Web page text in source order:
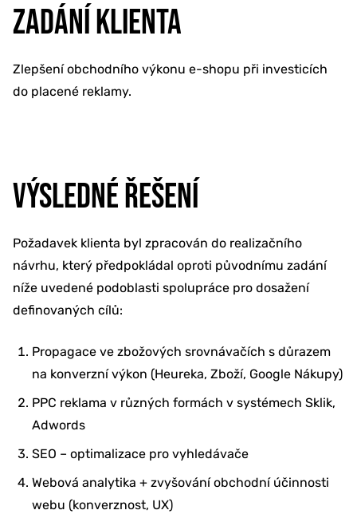
ZADÁNÍ KLIENTA
Zlepšení obchodního výkonu e-shopu při investicích
do placené reklamy.
VÝSLEDNÉ ŘEŠENÍ
Požadavek klienta byl zpracován do realizačního
návrhu, který předpokládal oproti původnímu zadání
níže uvedené podoblasti spolupráce pro dosažení
definovaných cílů:
Propagace ve zbožových srovnávačích s důrazem
na konverzní výkon (Heureka, Zboží, Google Nákupy)
PPC reklama v různých formách v systémech Sklik,
Adwords
SEO – optimalizace pro vyhledávače
Webová analytika + zvyšování obchodní účinnosti
webu (konverznost, UX)